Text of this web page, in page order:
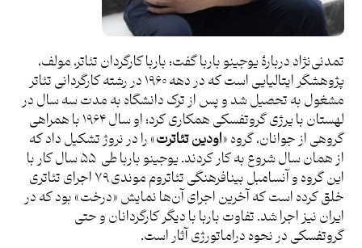
تمدنی‌نژاد دربارۀ یوجینو باربا گفت: باربا کارگردان تئاتر، مولف،
پژوهشگر ایتالیایی است که در دهه ۱۹۶۰ در رشته کارگردانی تئاتر
مشغول به تحصیل شد و پس از ترک دانشگاه به مدت سه سال در
لهستان با یرژی گروتفسکی همکاری کرد؛ او سال ۱۹۶۴ با همراهی
گروهی از جوانان، گروه «اودین تئاترت» را در نروژ تشکیل داد که
از همان سال شروع به کار کردند. یوجینو باربا طی ۵۵ سال کار با
این گروه و آنسامبل بینافرهنگی تئاتروم موندی ۷۹ اجرای تئاتری
خلق کرده است که آخرین اجرای آن‌ها نمایش «درخت» بود که در
ایران نیز اجرا شد. تفاوت باربا با دیگر کارگردانان و حتی
گروتفسکی در نحوه دراماتورژی آثار است.